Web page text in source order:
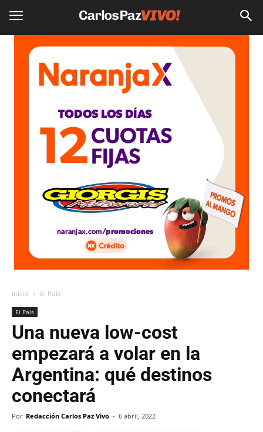
Inicio El Pais
El Pais
Una nueva low-cost
empezará a volar en la
Argentina: qué destinos
conectará
Por Redacción Carlos Paz Vivo - 6 abril, 2022